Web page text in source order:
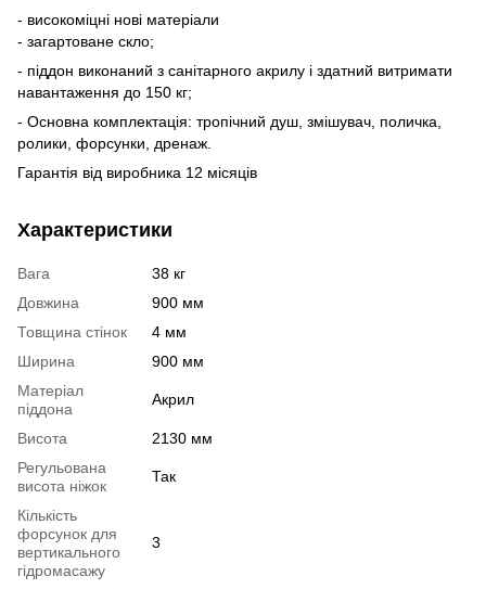
- високоміцні нові матеріали
- загартоване скло;
- піддон виконаний з санітарного акрилу і здатний витримати
навантаження до 150 кг;
- Основна комплектація: тропічний душ, змішувач, поличка,
ролики, форсунки, дренаж.
Гарантія від виробника 12 місяців
Характеристики
Вага
38 кг
Довжина
900 мм
Товщина стінок
4 мм
Ширина
900 мм
Матеріал
піддона
Акрил
Висота
2130 мм
Регульована
висота ніжок
Так
Кількість
форсунок для
вертикального
гідромасажу
3